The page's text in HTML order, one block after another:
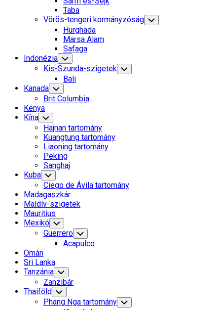
Taba
Vörös-tengeri kormányzóság Toggle
Child
Hurghada
Marsa Alam
Safaga
Indonézia Toggle
Child
Menu
Kis-Szunda-szigetek Toggle
Child
Bali
Kanada Toggle
Child
Menu
Brit Columbia
Kenya
Kína Toggle
Child
Menu
Hajnan tartomány
Kuangtung tartomány
Liaoning tartomány
Peking
Sanghaj
Kuba Toggle
Child
Menu
Ciego de Ávila tartomány
Madagaszkár
Maldív-szigetek
Mauritius
Mexikó Toggle
Child
Menu
Guerrero Toggle
Child
Menu
Acapulco
Omán
Sri Lanka
Tanzánia Toggle
Child
Menu
Zanzibár
Thaiföld Toggle
Child
Menu
Phang Nga tartomány Toggle